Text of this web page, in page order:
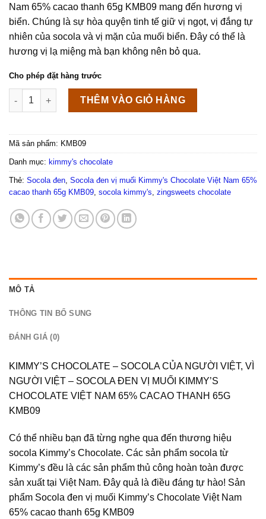
Nam 65% cacao thanh 65g KMB09 mang đến hương vị
biển. Chúng là sự hòa quyện tinh tế giữ vị ngọt, vị đắng tự
nhiên của socola và vị mặn của muối biển. Đây có thể là
hương vị lạ miệng mà bạn không nên bỏ qua.
Cho phép đặt hàng trước
Socola đen vị muối Kimmy's Chocolate Việt Nam 65% cacao
THÊM VÀO GIỎ HÀNG
Mã sản phẩm: KMB09
Danh mục: kimmy's chocolate
Thẻ: Socola đen Socola đen vị muối Kimmy's Chocolate Việt Nam 65%
cacao thanh 65g KMB09 socola kimmy's zingsweets chocolate
MÔ TẢ
THÔNG TIN BỔ SUNG
ĐÁNH GIÁ (0)
KIMMY’S CHOCOLATE – SOCOLA CỦA NGƯỜI VIỆT, VÌ
NGƯỜI VIỆT – SOCOLA ĐEN VỊ MUỐI KIMMY’S
CHOCOLATE VIỆT NAM 65% CACAO THANH 65G
KMB09
Có thể nhiều bạn đã từng nghe qua đến thương hiệu
socola Kimmy’s Chocolate. Các sản phẩm socola từ
Kimmy’s đều là các sản phẩm thủ công hoàn toàn được
sản xuất tại Việt Nam. Đây quả là điều đáng tự hào! Sản
phẩm Socola đen vị muối Kimmy’s Chocolate Việt Nam
65% cacao thanh 65g KMB09